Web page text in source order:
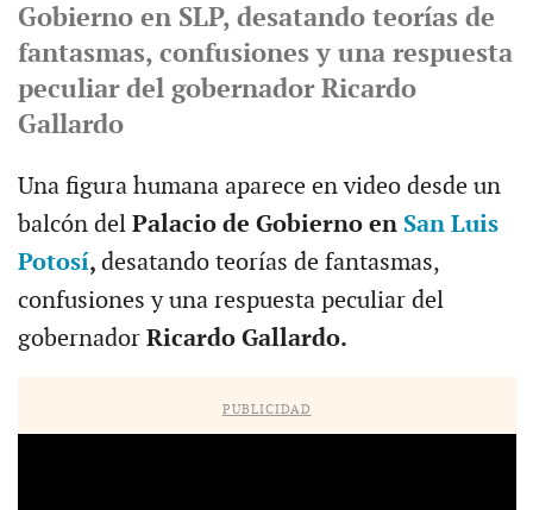
Gobierno en SLP, desatando teorías de
fantasmas, confusiones y una respuesta
peculiar del gobernador Ricardo
Gallardo
Una figura humana aparece en video desde un
balcón del Palacio de Gobierno en San Luis
Potosí, desatando teorías de fantasmas,
confusiones y una respuesta peculiar del
gobernador Ricardo Gallardo.
PUBLICIDAD